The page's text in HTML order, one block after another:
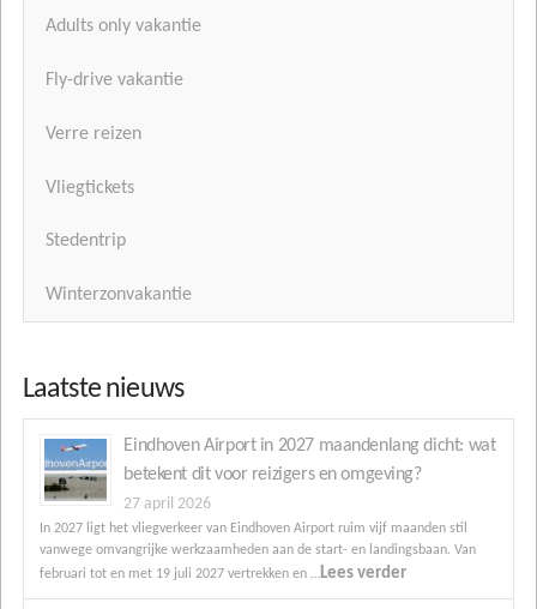
Adults only vakantie
Fly-drive vakantie
Verre reizen
Vliegtickets
Stedentrip
Winterzonvakantie
Laatste nieuws
Eindhoven Airport in 2027 maandenlang dicht: wat
betekent dit voor reizigers en omgeving?
27 april 2026
In 2027 ligt het vliegverkeer van Eindhoven Airport ruim vijf maanden stil
vanwege omvangrijke werkzaamheden aan de start- en landingsbaan. Van
februari tot en met 19 juli 2027 vertrekken en …Lees verder